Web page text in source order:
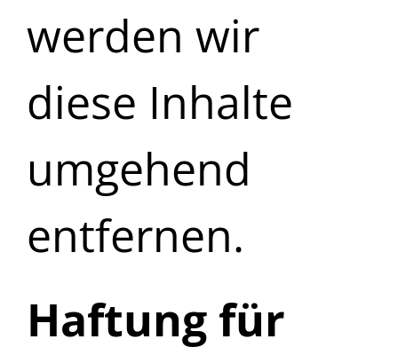
werden wir
diese Inhalte
umgehend
entfernen.
Haftung für